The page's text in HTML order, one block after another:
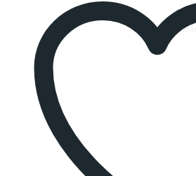
ضدعفونی کننده سطوح
اسپری و پایه دیواری ظرف ضدعفونی
)